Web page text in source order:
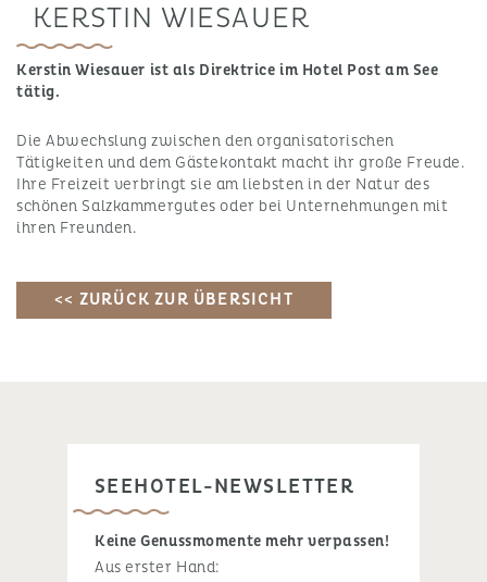
KERSTIN WIESAUER
Kerstin Wiesauer ist als Direktrice im Hotel Post am See
tätig.
Die Abwechslung zwischen den organisatorischen
Tätigkeiten und dem Gästekontakt macht ihr große Freude.
Ihre Freizeit verbringt sie am liebsten in der Natur des
schönen Salzkammergutes oder bei Unternehmungen mit
ihren Freunden.
<< ZURÜCK ZUR ÜBERSICHT
SEEHOTEL-NEWSLETTER
Keine Genussmomente mehr verpassen!
Aus erster Hand: